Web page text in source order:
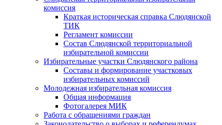
комиссия
Краткая историческая справка Слюдянской
ТИК
Регламент комиссии
Состав Слюдянской территориальной
избирательной комиссии
Избирательные участки Слюдянского района
Составы и формирование участковых
избирательных комиссий
Молодежная избирательная комиссия
Общая информация
Фотогалерея МИК
Работа с обращениями граждан